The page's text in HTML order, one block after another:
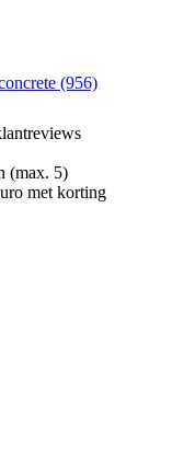
(956)
(max. 5)
met korting